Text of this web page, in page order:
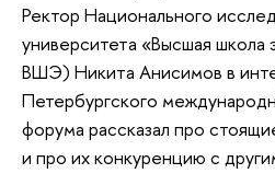
Ректор Национального
университета «Высшая
ВШЭ) Никита Анисимов в
Петербургского
форума рассказал про
и про их конкуренцию с